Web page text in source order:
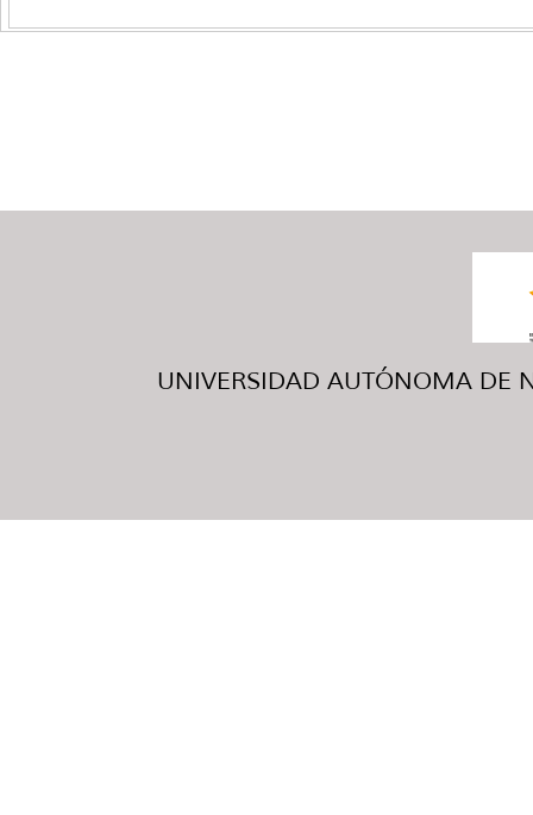
UNIVERSIDAD AUTÓNOMA DE